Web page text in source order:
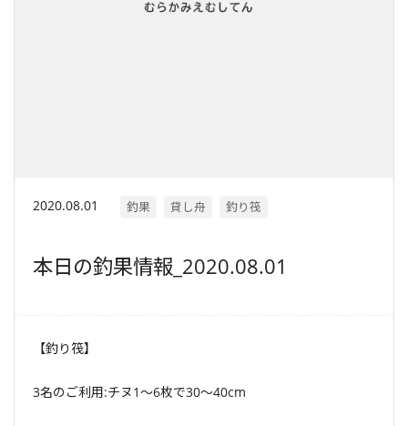
2020.08.01 釣果 貸し舟 釣り筏
本日の釣果情報_2020.08.01
【釣り筏】
3名のご利用:チヌ1〜6枚で30〜40cm